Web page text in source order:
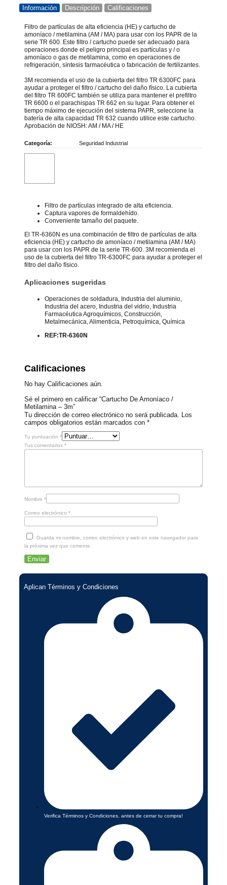
Información Descripción Calificaciones
Filtro de partículas de alta eficiencia (HE) y cartucho de
amoníaco / metilamina (AM / MA) para usar con los PAPR de la
serie TR 600. Este filtro / cartucho puede ser adecuado para
operaciones donde el peligro principal es partículas y / o
amoníaco o gas de metilamina, como en operaciones de
refrigeración, síntesis farmacéutica o fabricación de fertilizantes.
3M recomienda el uso de la cubierta del filtro TR 6300FC para
ayudar a proteger el filtro / cartucho del daño físico. La cubierta
del filtro TR 600FC también se utiliza para mantener el prefiltro
TR 6600 o el parachispas TR 662 en su lugar. Para obtener el
tiempo máximo de ejecución del sistema PAPR, seleccione la
batería de alta capacidad TR 632 cuando utilice este cartucho.
Aprobación de NIOSH: AM / MA / HE
Categoría: Seguridad Industrial
Filtro de partículas integrado de alta eficiencia.
Captura vapores de formaldehído.
Conveniente tamaño del paquete.
El TR-6360N es una combinación de filtro de partículas de alta
eficiencia (HE) y cartucho de amoníaco / metilamina (AM / MA)
para usar con los PAPR de la serie TR-600. 3M recomienda el
uso de la cubierta del filtro TR-6300FC para ayudar a proteger el
filtro del daño físico.
Aplicaciones sugeridas
Operaciones de soldadura, Industria del aluminio,
Industria del acero, Industria del vidrio, Industria
Farmacéutica Agroquímicos, Construcción,
Metalmecánica, Alimenticia, Petroquímica, Química
REF:TR-6360N
Calificaciones
No hay Calificaciones aún.
Sé el primero en calificar “Cartucho De Amoníaco /
Metilamina – 3m”
Tu dirección de correo electrónico no será publicada. Los
campos obligatorios están marcados con *
Tu puntuación *
Tus comentarios *
Nombre *
Correo electrónico *
Guarda mi nombre, correo electrónico y web en este navegador para
la próxima vez que comente.
Aplican Términos y Condiciones
Verifica Términos y Condiciones, antes de cerrar tu compra!